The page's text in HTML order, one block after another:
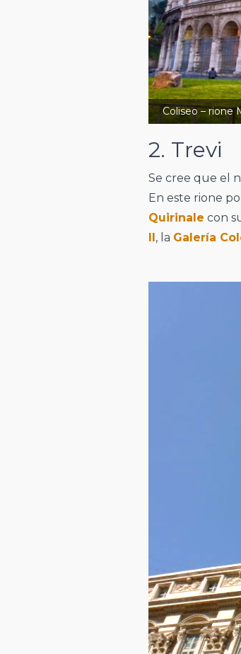
Coliseo – rione
2. Trevi
Se cree que el
En este rione
Quirinale con
II, la Galería